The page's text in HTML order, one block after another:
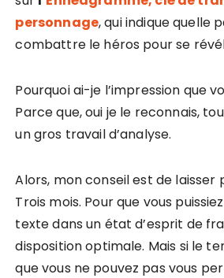
personnage, qui indique quelle
combattre le héros pour se
Pourquoi ai-je l’impression que
Parce que, oui je le reconnais,
un gros travail d’analyse.
Alors, mon conseil est de laisser
Trois mois. Pour que vous
texte dans un état d’esprit de
disposition optimale. Mais si le
que vous ne pouvez pas vous